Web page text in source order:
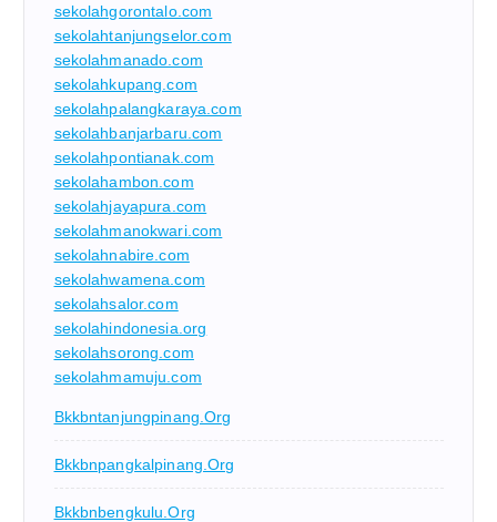
sekolahgorontalo.com
sekolahtanjungselor.com
sekolahmanado.com
sekolahkupang.com
sekolahpalangkaraya.com
sekolahbanjarbaru.com
sekolahpontianak.com
sekolahambon.com
sekolahjayapura.com
sekolahmanokwari.com
sekolahnabire.com
sekolahwamena.com
sekolahsalor.com
sekolahindonesia.org
sekolahsorong.com
sekolahmamuju.com
Bkkbntanjungpinang.org
Bkkbnpangkalpinang.org
Bkkbnbengkulu.org